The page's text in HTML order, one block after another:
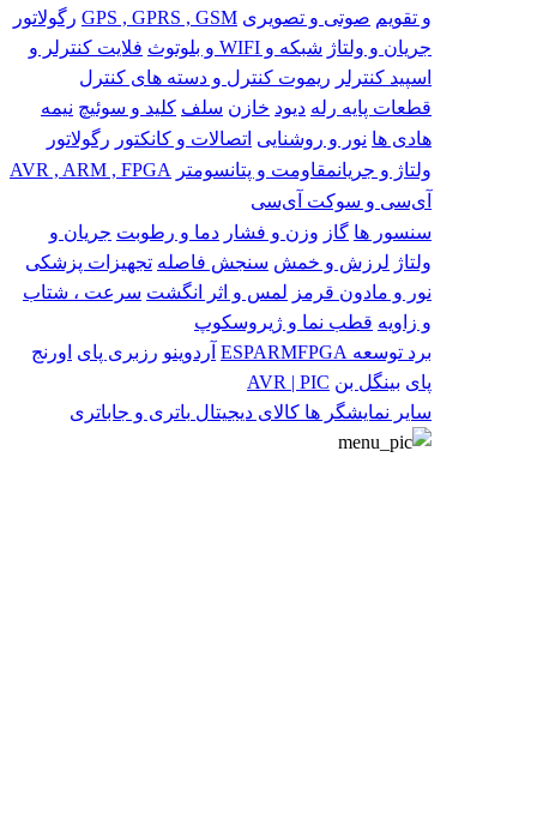
و تقویم صوتی و تصویری GPS , GPRS , GSM رگولاتور
جریان و ولتاژ شبکه و WIFI و بلوتوث
فلایت کنترلر و
اسپید کنترلر ریموت کنترل و دسته های کنترل
قطعات پایه رله دیود خازن سلف کلید و سوئیچ نیمه
هادی ها نور و روشنایی اتصالات و کانکتور رگولاتور
ولتاژ و جریانمقاومت و پتانسومتر
AVR , ARM , FPGA
آی‌سی و سوکت آی‌سی
سنسور ها گاز وزن و فشار دما و رطوبت جریان و
ولتاژ لرزش و خمش سنجش فاصله تجهیزات پزشکی
نور و مادون قرمز لمس و اثر انگشت سرعت ، شتاب
و زاویه قطب نما و ژیروسکوپ
برد توسعه
ESPARMFPGA آردوینو رزبری پای اورنج
پای بینگل بن AVR | PIC
سایر نمایشگر ها کالای دیجیتال باتری و جاباتری